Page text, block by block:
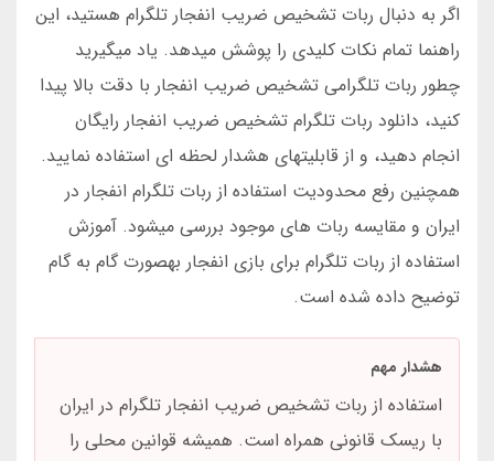
اگر به دنبال ربات تشخیص ضریب انفجار تلگرام هستید، این
راهنما تمام نکات کلیدی را پوشش میدهد. یاد میگیرید
چطور ربات تلگرامی تشخیص ضریب انفجار با دقت بالا پیدا
کنید، دانلود ربات تلگرام تشخیص ضریب انفجار رایگان
انجام دهید، و از قابلیتهای هشدار لحظه ای استفاده نمایید.
همچنین رفع محدودیت استفاده از ربات تلگرام انفجار در
ایران و مقایسه ربات های موجود بررسی میشود. آموزش
استفاده از ربات تلگرام برای بازی انفجار بهصورت گام به گام
توضیح داده شده است.
هشدار مهم
استفاده از ربات تشخیص ضریب انفجار تلگرام در ایران
با ریسک قانونی همراه است. همیشه قوانین محلی را